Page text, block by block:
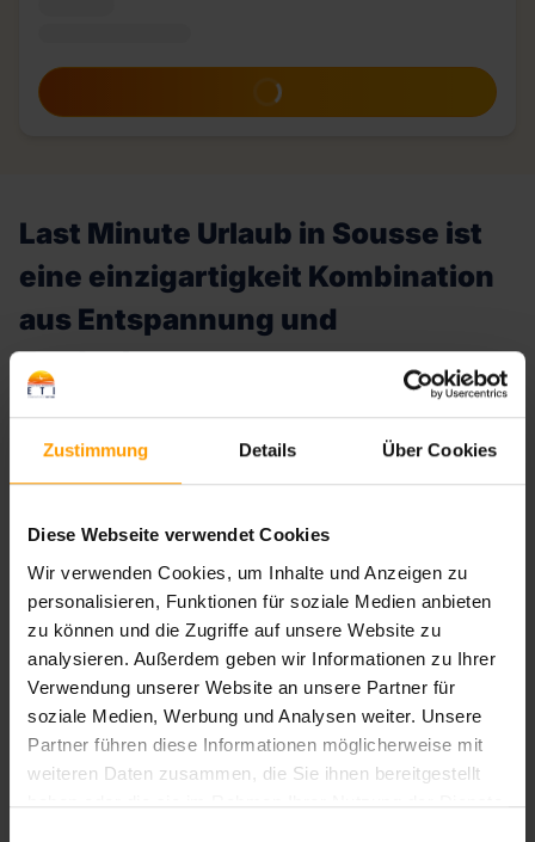
Zustimmung Details Über Cookies
Diese Webseite verwendet Cookies
Wir verwenden Cookies, um Inhalte und Anzeigen zu
personalisieren, Funktionen für soziale Medien anbieten
zu können und die Zugriffe auf unsere Website zu
analysieren. Außerdem geben wir Informationen zu Ihrer
Verwendung unserer Website an unsere Partner für
soziale Medien, Werbung und Analysen weiter. Unsere
Partner führen diese Informationen möglicherweise mit
weiteren Daten zusammen, die Sie ihnen bereitgestellt
haben oder die sie im Rahmen Ihrer Nutzung der Dienste
Zum Angebot
Last Minute Urlaub in Sousse ist
eine einzigartigkeit Kombination
aus Entspannung und
Entdeckung
Schaffen Sie für sich und Ihre Liebsten unvergessliche
Erinnerungen bei einem Last Minute Urlaub in Sousse. Der
Urlaub gerüstet. Hier locken nicht nur feine Sandstrände und
komfortable Hotels, sondern auch zahlreiche kulturelle
Highlights, die es zu entdecken gilt. Nur wenige Minuten
vom Stadtzentrum entfernt liegt Port El Kantaoui, ein
komplettes Ferienzentrum mit Yachthafen und Infrastruktur
im andalusischen Stil. Buchen Sie jetzt Ihren Last Minute
Urlaub in Sousse und erleben Sie eine unvergessliche Reise
in das Land der 1000 Köstlichkeiten.
Die schönsten Aktivitäten und Ausflüge in